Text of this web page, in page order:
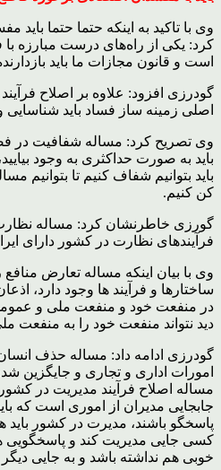
وی با تاکید به اینکه حتما حتما باید
کرد: یکی از راه‌های درست مبارزه با
است و قانون مجازات ما باید
گودرزی افزود: علاوه بر اصلاح
اصلی زمینه ساز فساد باید
وی تصریح کرد: مساله شفافیت در
باید به صورت حداکثری به وجود
باید بتوانیم شفاف کنیم تا بتوانیم
کن کنیم.
گورزی خاطرنشان کرد: مساله نظارت
فرآیندهای نظارت در کشور دارای
وی با بیان اینکه مساله تعارض منافع
ساختارها و فرآیند ها وجود دارد،
در منفعت خود و منفعت ملی و
دید نتواند منفعت خود را به منفعت
گودرزی ادامه داد: مساله حذف
امورات اداری و تجاری و جایگزین
مساله اصلاح فرآیند مدیریت در
جابجایی مدیران از اموری است که
پاسخگو باشند، مدیرت در کشور باید
کسی جایی مدیریت کند و پاسخگویی
خوبی هم نداشته باشد و به جایی